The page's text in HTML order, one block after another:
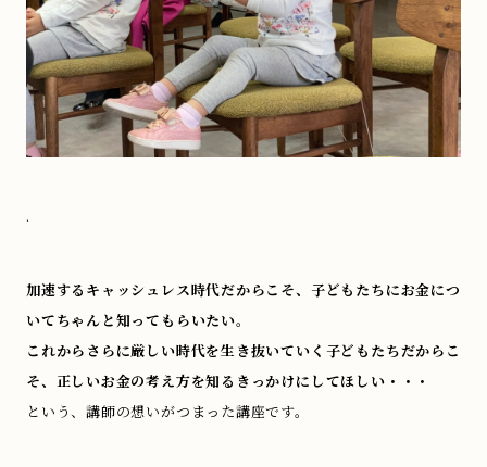
.
加速するキャッシュレス時代だからこそ、子どもたちにお金につ
いてちゃんと知ってもらいたい。
これからさらに厳しい時代を生き抜いていく子どもたちだからこ
そ、正しいお金の考え方を知るきっかけにしてほしい・・・
という、講師の想いがつまった講座です。